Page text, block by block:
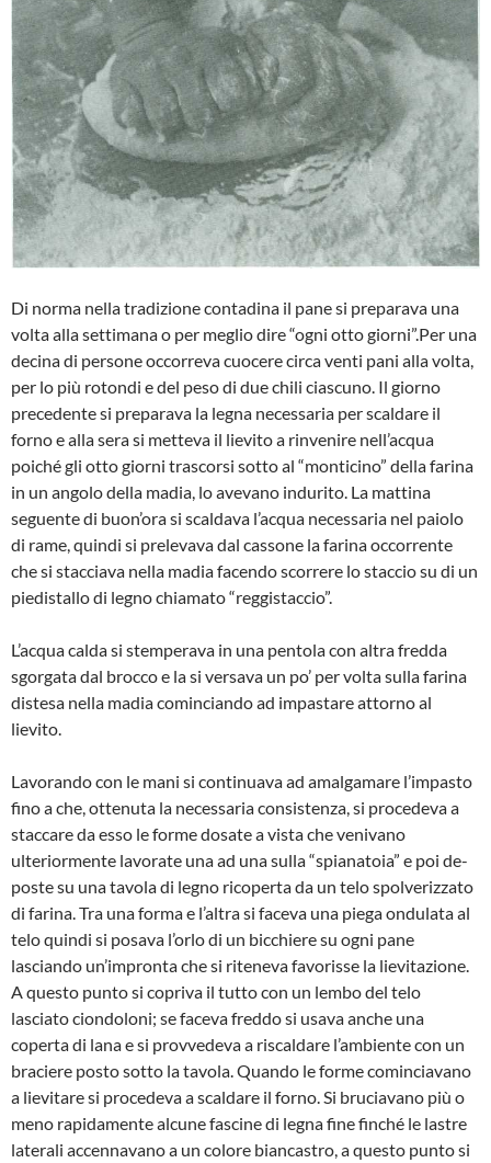
Di norma nella tradizione contadina il pa­ne si preparava una
volta alla settimana o per meglio dire “ogni otto giorni”.Per una
decina di persone occorreva cuoce­re circa venti pani alla volta,
per lo più ro­tondi e del peso di due chili ciascuno. Il giorno
precedente si preparava la legna necessaria per scaldare il
forno e alla sera si metteva il lievito a rinvenire nell’acqua
poiché gli otto giorni trascorsi sotto al “monticino” della farina
in un angolo del­la madia, lo avevano indurito. La mattina
seguente di buon’ora si scaldava l’acqua necessaria nel paiolo
di rame, quindi si prelevava dal cassone la farina occorren­te
che si stacciava nella madia facendo scorrere lo staccio su di un
piedistallo di legno chiamato “reggistaccio”.
L’acqua calda si stemperava in una pen­tola con altra fredda
sgorgata dal brocco e la si versava un po’ per volta sulla fari­na
distesa nella madia cominciando ad impastare attorno al
lievito.
Lavorando con le mani si continuava ad amalgamare l’impasto
fino a che, ottenu­ta la necessaria consistenza, si procede­va a
staccare da esso le forme dosate a vista che venivano
ulteriormente lavora­te una ad una sulla “spianatoia” e poi de­
poste su una tavola di legno ricoperta da un telo spolverizzato
di farina. Tra una for­ma e l’altra si faceva una piega ondulata al
telo quindi si posava l’orlo di un bicchie­re su ogni pane
lasciando un’impronta che si riteneva favorisse la lievitazione.
A questo punto si copriva il tutto con un lembo del telo
lasciato ciondoloni; se fa­ceva freddo si usava anche una
coperta di lana e si provvedeva a riscaldare l’am­biente con un
braciere posto sotto la ta­vola. Quando le forme cominciavano
a lie­vitare si procedeva a scaldare il forno. Si bruciavano più o
meno rapidamente al­cune fascine di legna fine finché le lastre
laterali accennavano a un colore bianca­stro, a questo punto si